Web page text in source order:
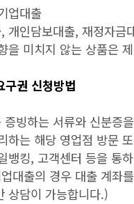
업대출
개인담보대출, 재정자금
을 미치지 않는 상품은
구권 신청방법
빙하는 서류와 신분증
하는 해당 영업점 방문
뱅킹, 고객센터 등을 통
대출의 경우 대출 계좌
상담이 가능합니다.)